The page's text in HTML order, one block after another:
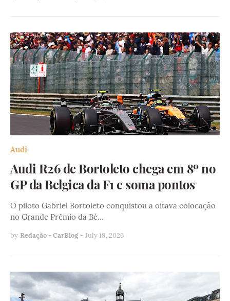
Audi
Audi R26 de Bortoleto chega em 8º no
GP da Belgica da F1 e soma pontos
O piloto Gabriel Bortoleto conquistou a oitava colocação
no Grande Prêmio da Bé…
by Redação - CarBlog - July 19, 2026